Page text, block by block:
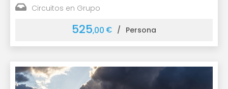
Circuitos en Grupo
525,00 € / Persona